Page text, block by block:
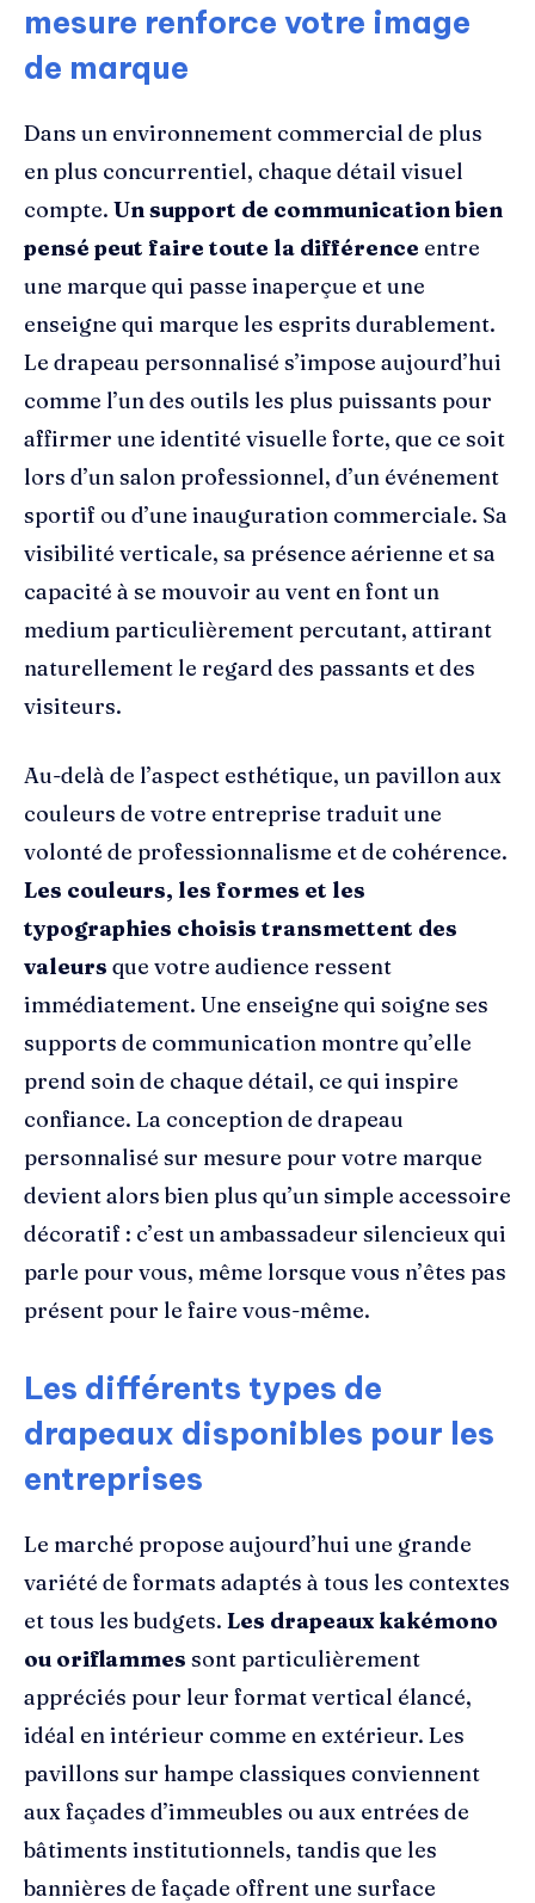
mesure renforce votre image
de marque
Dans un environnement commercial de plus
en plus concurrentiel, chaque détail visuel
compte. Un support de communication bien
pensé peut faire toute la différence entre
une marque qui passe inaperçue et une
enseigne qui marque les esprits durablement.
Le drapeau personnalisé s’impose aujourd’hui
comme l’un des outils les plus puissants pour
affirmer une identité visuelle forte, que ce soit
lors d’un salon professionnel, d’un événement
sportif ou d’une inauguration commerciale. Sa
visibilité verticale, sa présence aérienne et sa
capacité à se mouvoir au vent en font un
medium particulièrement percutant, attirant
naturellement le regard des passants et des
visiteurs.
Au-delà de l’aspect esthétique, un pavillon aux
couleurs de votre entreprise traduit une
volonté de professionnalisme et de cohérence.
Les couleurs, les formes et les
typographies choisis transmettent des
valeurs que votre audience ressent
immédiatement. Une enseigne qui soigne ses
supports de communication montre qu’elle
prend soin de chaque détail, ce qui inspire
confiance. La conception de drapeau
personnalisé sur mesure pour votre marque
devient alors bien plus qu’un simple accessoire
décoratif : c’est un ambassadeur silencieux qui
parle pour vous, même lorsque vous n’êtes pas
présent pour le faire vous-même.
Les différents types de
drapeaux disponibles pour les
entreprises
Le marché propose aujourd’hui une grande
variété de formats adaptés à tous les contextes
et tous les budgets. Les drapeaux kakémono
ou oriflammes sont particulièrement
appréciés pour leur format vertical élancé,
idéal en intérieur comme en extérieur. Les
pavillons sur hampe classiques conviennent
aux façades d’immeubles ou aux entrées de
bâtiments institutionnels, tandis que les
bannières de façade offrent une surface